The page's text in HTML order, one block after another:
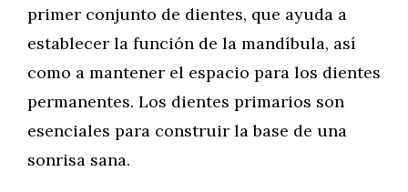
primer conjunto de dientes, que ayuda a
establecer la función de la mandíbula, así
como a mantener el espacio para los dientes
permanentes. Los dientes primarios son
esenciales para construir la base de una
sonrisa sana.